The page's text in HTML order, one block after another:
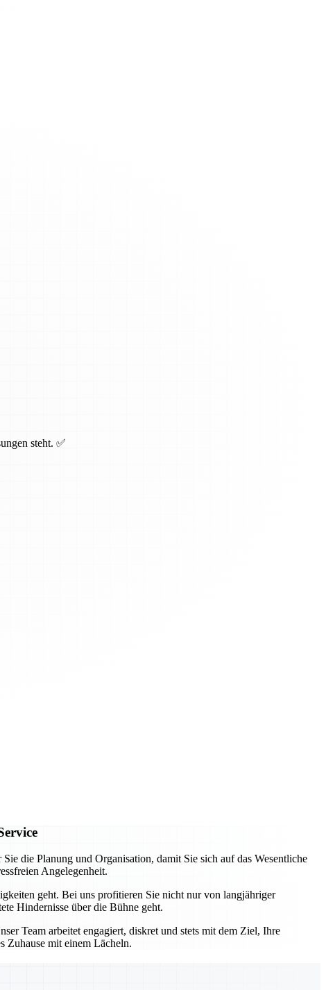
steht. ✅
die Planung und Organisation, damit Sie sich auf das Wesentliche
Angelegenheit.
geht. Bei uns profitieren Sie nicht nur von langjähriger
Hindernisse über die Bühne geht.
Team arbeitet engagiert, diskret und stets mit dem Ziel, Ihre
Zuhause mit einem Lächeln.